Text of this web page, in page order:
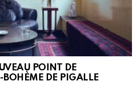
POINT DE
DE PIGALLE